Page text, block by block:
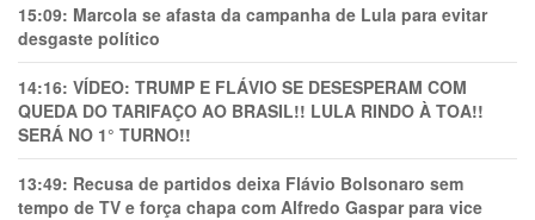
15:09: Marcola se afasta da campanha de Lula para evitar
desgaste político
14:16: VÍDEO: TRUMP E FLÁVIO SE DESESPERAM COM
QUEDA DO TARIFAÇO AO BRASIL!! LULA RINDO À TOA!!
SERÁ NO 1° TURNO!!
13:49: Recusa de partidos deixa Flávio Bolsonaro sem
tempo de TV e força chapa com Alfredo Gaspar para vice